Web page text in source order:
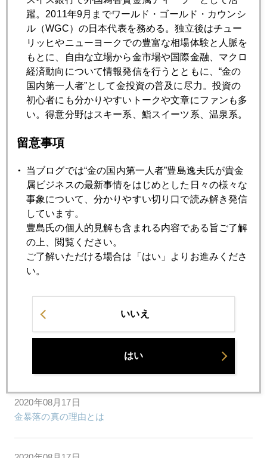
2020年08月24日
金、欧米ファンドも触手、将来のインフレに備え
2020年08月21日
金市場、潮目の変化の兆し
金、再暴落
2020年08月19日
金価格は「日銀の通信簿」
2020年08月18日
バフェット効果、金２０００ドル再接近
2020年08月17日
金暴落の真の理由とは
躍。2011年9月までワールド・ゴールド・カウンシ
ル（WGC）の日本代表を務める。独立後はチュー
リッヒやニューヨークでの豊富な相場体験と人脈を
もとに、自由な立場から金市場や国際金融、マクロ
経済動向について情報発信を行うとともに、“金の
国内第一人者”として金投資の普及に尽力。投資の
初心者にも分かりやすいトークや文章にファンも多
い。得意分野はスキー系、鮨スイーツ系、温泉系。
留意事項
当ブログでは“金の国内第一人者”豊島逸夫氏が貴金
属ビジネスの最新事情をはじめとした日々の様々な
事象について、分かりやすい切り口で読み解き発信
しています。
豊島氏の個人的見解も含まれる内容である旨ご了解
の上、閲覧ください。
ご了解いただける場合は「はい」よりお進みくださ
い。
いいえ
はい